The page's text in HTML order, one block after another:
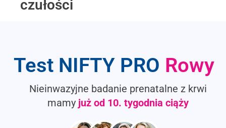
czułości
Test NIFTY PRO Rowy
Nieinwazyjne badanie prenatalne z krwi
mamy już od 10. tygodnia ciąży